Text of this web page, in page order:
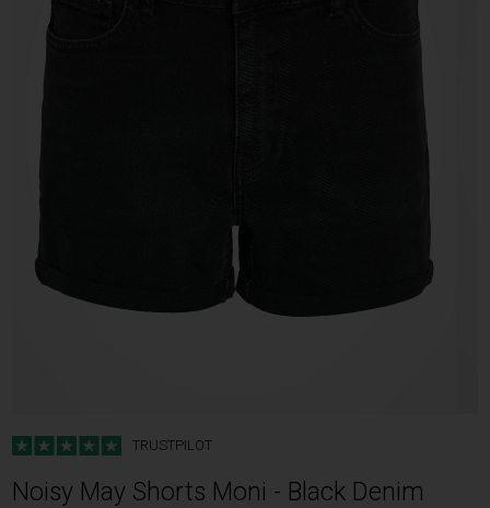
TRUSTPILOT
Noisy May Shorts Moni - Black Denim